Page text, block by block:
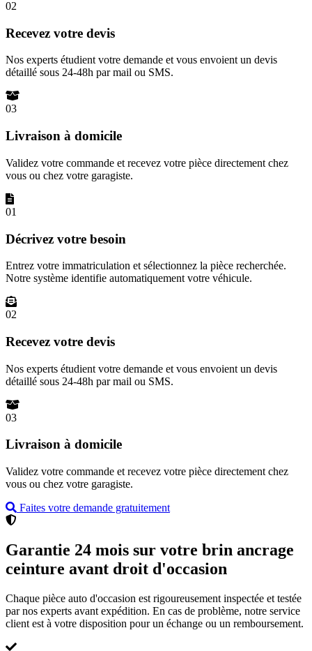
02
Recevez votre devis
Nos experts étudient votre demande et vous envoient un devis
détaillé sous 24-48h par mail ou SMS.
03
Livraison à domicile
Validez votre commande et recevez votre pièce directement chez
vous ou chez votre garagiste.
01
Décrivez votre besoin
Entrez votre immatriculation et sélectionnez la pièce recherchée.
Notre système identifie automatiquement votre véhicule.
02
Recevez votre devis
Nos experts étudient votre demande et vous envoient un devis
détaillé sous 24-48h par mail ou SMS.
03
Livraison à domicile
Validez votre commande et recevez votre pièce directement chez
vous ou chez votre garagiste.
Faites votre demande gratuitement
Garantie 24 mois sur votre brin ancrage
ceinture avant droit d'occasion
Chaque pièce auto d'occasion est rigoureusement inspectée et testée
par nos experts avant expédition. En cas de problème, notre service
client est à votre disposition pour un échange ou un remboursement.